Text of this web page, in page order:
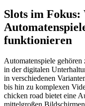
Slots im Fokus:
funktionieren
Automatenspiele gehören
in der digitalen
in verschiedenen
bis hin zu komplexen
chicken road bietet eine
mittelgroßen